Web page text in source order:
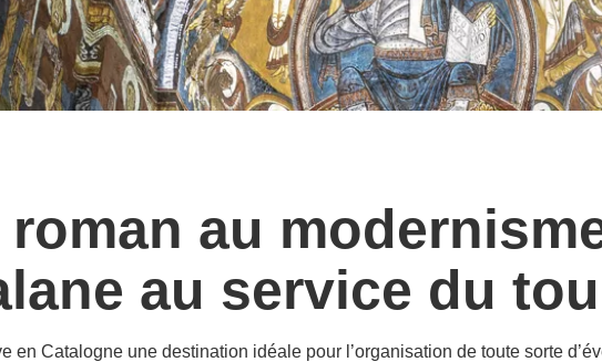
roman au
au service du
en Catalogne une destination idéale pour l’organisation de toute sorte